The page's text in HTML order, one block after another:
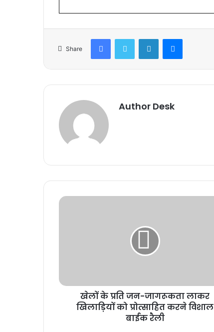
Share
FacebookTwitter LinkedInMessenger
Author Desk
खेलों के प्रति जन-जागरूकता लाकर
खिलाड़ियों को प्रोत्साहित करने विशाल
बाईक रैली